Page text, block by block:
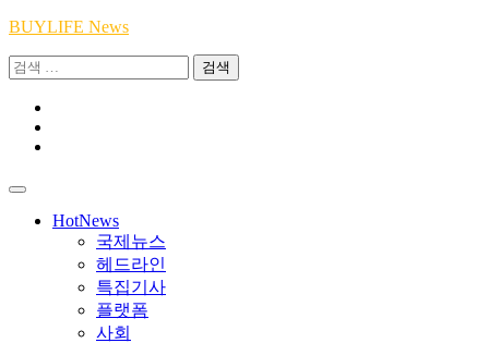
Skip
content
BUYLIFE News
검
HotNews
국제뉴스
헤드라인
특집기사
플랫폼
사회